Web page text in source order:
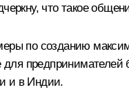
что такое
по созданию
для
и в Индии.